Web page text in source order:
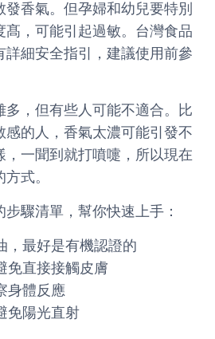
香氣。但孕婦和幼兒要特別
髙，可能引起過敏。台灣食品
詳細安全指引，建議使用前參
多，但有些人可能不適合。比
感的人，香氣太濃可能引發不
，一聞到就打噴嚏，所以現在
式。
驟清單，幫你快速上手：
，最好是有機認證的
免直接接觸皮膚
身體反應
免陽光直射